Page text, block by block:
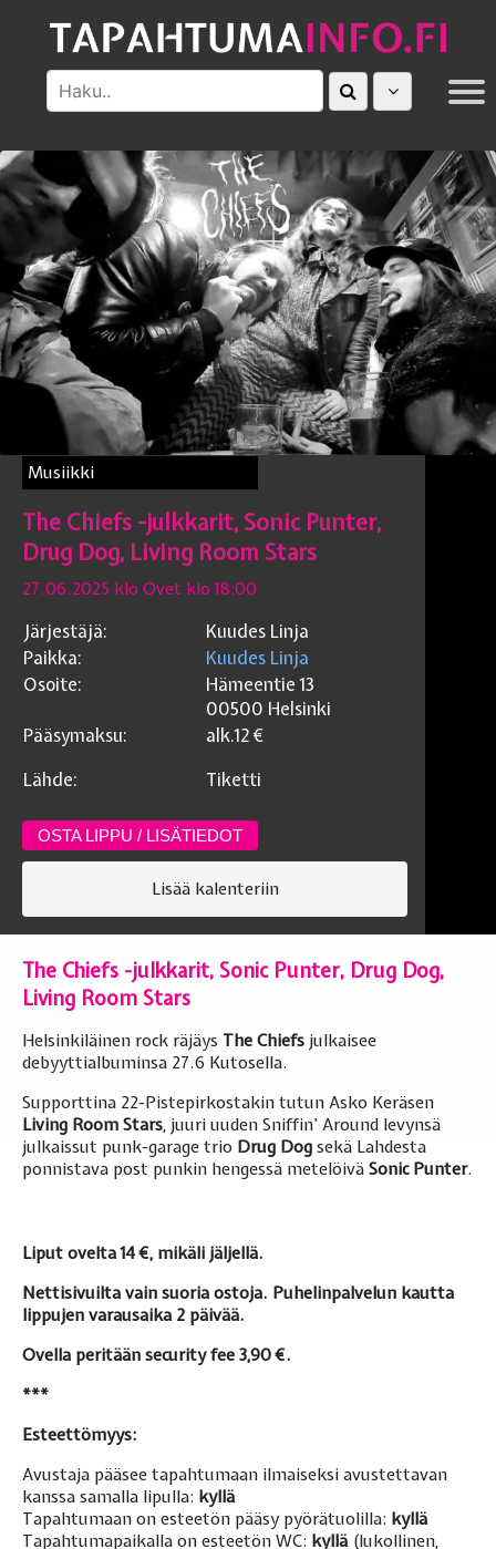
MUUT
Musiikki
The Chiefs -julkkarit, Sonic Punter,
Drug Dog, Living Room Stars
27.06.2025 klo Ovet klo 18:00
Järjestäjä:
Kuudes Linja
Paikka:
Kuudes Linja
Osoite:
Hämeentie 13
00500 Helsinki
Pääsymaksu:
alk.12€
Lähde:
Tiketti
OSTA LIPPU / LISÄTIEDOT
Lisää kalenteriin
The Chiefs -julkkarit, Sonic Punter, Drug Dog,
Living Room Stars
Helsinkiläinen rock räjäys The Chiefs julkaisee
debyyttialbuminsa 27.6 Kutosella.
Supporttina 22-Pistepirkostakin tutun Asko Keräsen
Living Room Stars, juuri uuden Sniffin’ Around levynsä
julkaissut punk-garage trio Drug Dog sekä Lahdesta
ponnistava post punkin hengessä metelöivä Sonic Punter.
Liput ovelta 14 €, mikäli jäljellä.
Nettisivuilta vain suoria ostoja. Puhelinpalvelun kautta
lippujen varausaika 2 päivää.
Ovella peritään security fee 3,90 €.
***
Esteettömyys:
Avustaja pääsee tapahtumaan ilmaiseksi avustettavan
kanssa samalla lipulla: kyllä
Tapahtumaan on esteetön pääsy pyörätuolilla: kyllä
Tapahtumapaikalla on esteetön WC: kyllä (lukollinen,